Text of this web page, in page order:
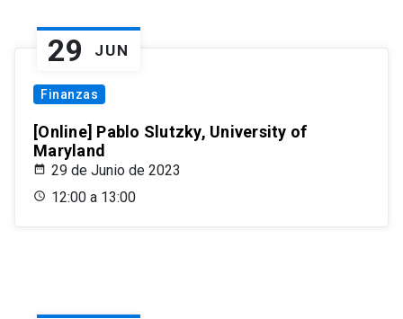
29 JUN
Finanzas
[Online] Pablo Slutzky, University of
Maryland
29 de Junio de 2023
12:00 a 13:00